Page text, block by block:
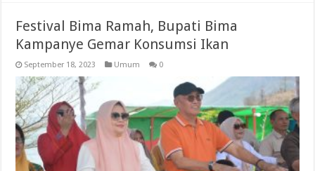
Festival Bima Ramah, Bupati Bima
Kampanye Gemar Konsumsi Ikan
September 18, 2023 Umum 0